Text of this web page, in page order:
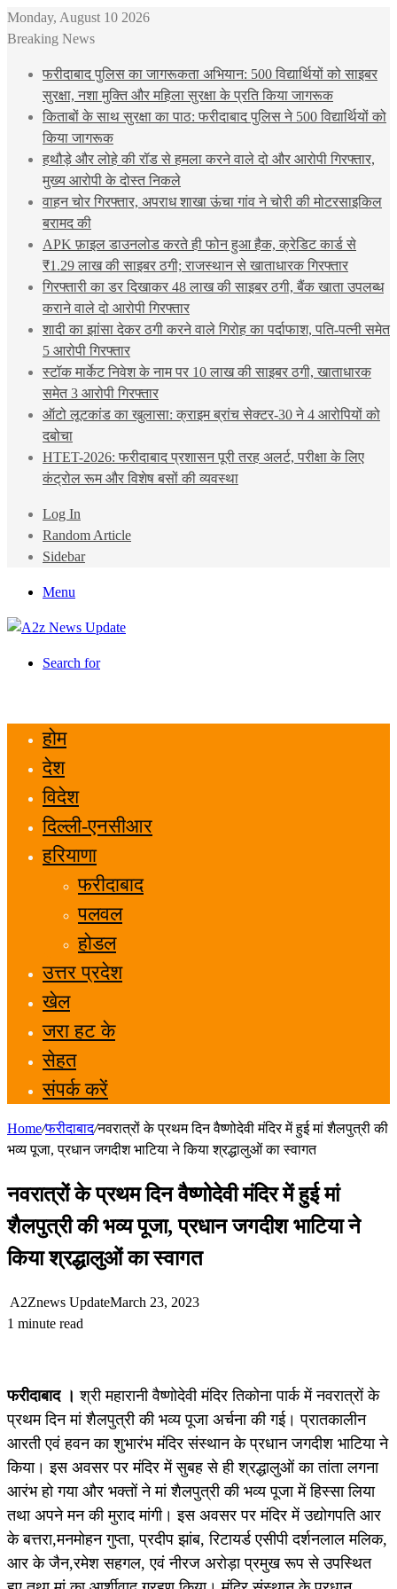
Monday, August 10 2026
Breaking News
फरीदाबाद पुलिस का जागरूकता अभियान: 500 विद्यार्थियों को साइबर
सुरक्षा, नशा मुक्ति और महिला सुरक्षा के प्रति किया जागरूक
किताबों के साथ सुरक्षा का पाठ: फरीदाबाद पुलिस ने 500 विद्यार्थियों को
किया जागरूक
हथौड़े और लोहे की रॉड से हमला करने वाले दो और आरोपी गिरफ्तार,
मुख्य आरोपी के दोस्त निकले
वाहन चोर गिरफ्तार, अपराध शाखा ऊंचा गांव ने चोरी की मोटरसाइकिल
बरामद की
APK फ़ाइल डाउनलोड करते ही फोन हुआ हैक, क्रेडिट कार्ड से
₹1.29 लाख की साइबर ठगी; राजस्थान से खाताधारक गिरफ्तार
गिरफ्तारी का डर दिखाकर 48 लाख की साइबर ठगी, बैंक खाता उपलब्ध
कराने वाले दो आरोपी गिरफ्तार
शादी का झांसा देकर ठगी करने वाले गिरोह का पर्दाफाश, पति-पत्नी समेत
5 आरोपी गिरफ्तार
स्टॉक मार्केट निवेश के नाम पर 10 लाख की साइबर ठगी, खाताधारक
समेत 3 आरोपी गिरफ्तार
ऑटो लूटकांड का खुलासा: क्राइम ब्रांच सेक्टर-30 ने 4 आरोपियों को
दबोचा
HTET-2026: फरीदाबाद प्रशासन पूरी तरह अलर्ट, परीक्षा के लिए
कंट्रोल रूम और विशेष बसों की व्यवस्था
Log In
Random Article
Sidebar
Menu
Search for
होम
देश
विदेश
दिल्ली-एनसीआर
हरियाणा
फरीदाबाद
पलवल
होडल
उत्तर प्रदेश
खेल
जरा हट के
सेहत
संपर्क करें
Home/फरीदाबाद/नवरात्रों के प्रथम दिन वैष्णोदेवी मंदिर में हुई मां शैलपुत्री की
भव्य पूजा, प्रधान जगदीश भाटिया ने किया श्रद्धालुओं का स्वागत
नवरात्रों के प्रथम दिन वैष्णोदेवी मंदिर में हुई मां
शैलपुत्री की भव्य पूजा, प्रधान जगदीश भाटिया ने
किया श्रद्धालुओं का स्वागत
A2Znews UpdateMarch 23, 2023
1 minute read
फरीदाबाद । श्री महारानी वैष्णोदेवी मंदिर तिकोना पार्क में नवरात्रों के
प्रथम दिन मां शैलपुत्री की भव्य पूजा अर्चना की गई। प्रातकालीन
आरती एवं हवन का शुभारंभ मंदिर संस्थान के प्रधान जगदीश भाटिया ने
किया। इस अवसर पर मंदिर में सुबह से ही श्रद्धालुओं का तांता लगना
आरंभ हो गया और भक्तों ने मां शैलपुत्री की भव्य पूजा में हिस्सा लिया
तथा अपने मन की मुराद मांगी। इस अवसर पर मंदिर में उद्योगपति आर
के बत्तरा,मनमोहन गुप्ता, प्रदीप झांब, रिटायर्ड एसीपी दर्शनलाल मलिक,
आर के जैन,रमेश सहगल, एवं नीरज अरोड़ा प्रमुख रूप से उपस्थित